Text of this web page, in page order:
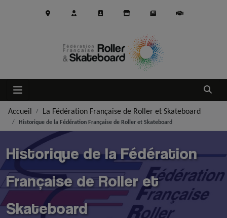
Ouvrir
Accueil La Fédération Française de Roller et Skateboard
Historique de la Fédération Française de Roller et Skateboard
Historique de la Fédération
Française de Roller et
Skateboard